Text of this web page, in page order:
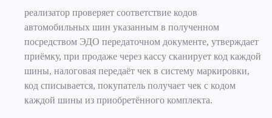
реализатор проверяет соответствие кодов
автомобильных шин указанным в полученном
посредством ЭДО передаточном документе, утверждает
приёмку, при продаже через кассу сканирует код каждой
шины, налоговая передаёт чек в систему маркировки,
код списывается, покупатель получает чек с кодом
каждой шины из приобретённого комплекта.